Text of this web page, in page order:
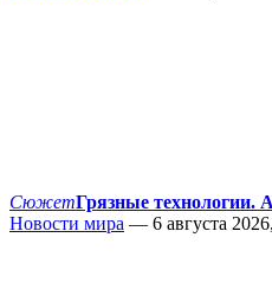
СюжетГрязные
Новости мира — 6 августа